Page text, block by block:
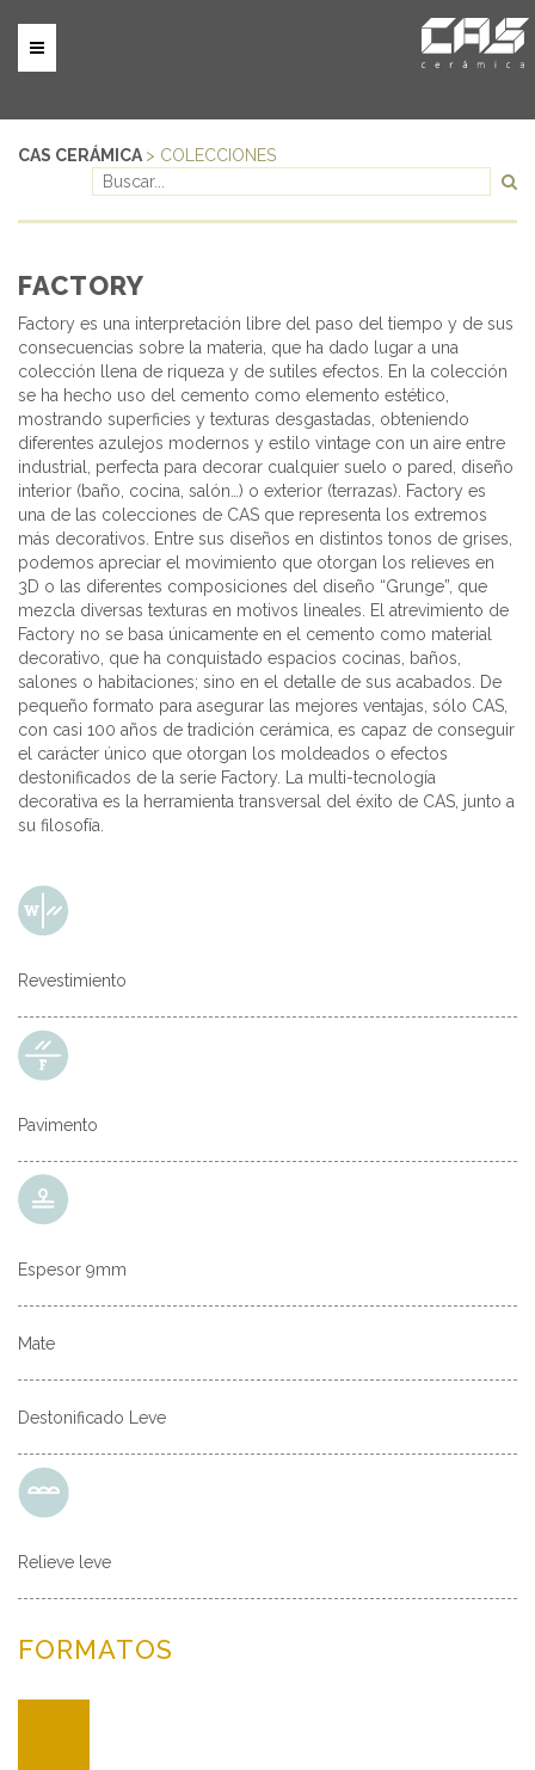
CAS CERÁMICA > COLECCIONES
FACTORY
Factory es una interpretación libre del paso del tiempo y de sus
consecuencias sobre la materia, que ha dado lugar a una
colección llena de riqueza y de sutiles efectos. En la colección
se ha hecho uso del cemento como elemento estético,
mostrando superficies y texturas desgastadas, obteniendo
diferentes azulejos modernos y estilo vintage con un aire entre
industrial, perfecta para decorar cualquier suelo o pared, diseño
interior (baño, cocina, salón…) o exterior (terrazas). Factory es
una de las colecciones de CAS que representa los extremos
más decorativos. Entre sus diseños en distintos tonos de grises,
podemos apreciar el movimiento que otorgan los relieves en
3D o las diferentes composiciones del diseño “Grunge”, que
mezcla diversas texturas en motivos lineales. El atrevimiento de
Factory no se basa únicamente en el cemento como material
decorativo, que ha conquistado espacios cocinas, baños,
salones o habitaciones; sino en el detalle de sus acabados. De
pequeño formato para asegurar las mejores ventajas, sólo CAS,
con casi 100 años de tradición cerámica, es capaz de conseguir
el carácter único que otorgan los moldeados o efectos
destonificados de la serie Factory. La multi-tecnología
decorativa es la herramienta transversal del éxito de CAS, junto a
su filosofía.
Revestimiento
Pavimento
Espesor 9mm
Mate
Destonificado Leve
Relieve leve
FORMATOS